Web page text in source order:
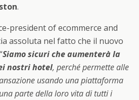
.
president of ecommerce and
assoluta nel fatto che il nuovo
Siamo sicuri che aumenterà la
nostri hotel, perché permette alle
usando una piattaforma
parte della loro vita di tutti i